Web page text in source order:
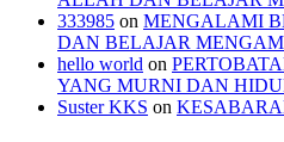
333985 on MENGALAMI
DAN BELAJAR
hello world on
YANG MURNI DAN
Suster KKS on